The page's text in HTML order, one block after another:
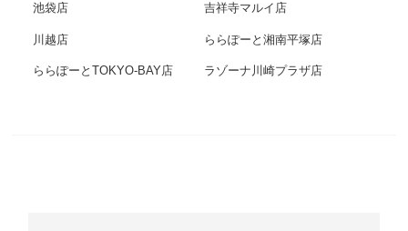
池袋店 吉祥寺マルイ店
川越店 ららぽーと湘南平塚店
ららぽーとTOKYO-BAY店 ラゾーナ川崎プラザ店